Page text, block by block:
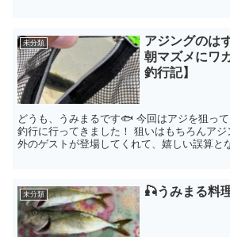
未分類
アジングのは
朝マズメにワ
釣行記】
どうも、うみまるです🐟 今回はアジを狙って、新潟の海へ朝マズメ
釣行に行ってきました！ 狙いはもちろんアジング。ところが、予想
外のゲストが登場してくれて、嬉しい誤算と
未分類 🎣うみまる料